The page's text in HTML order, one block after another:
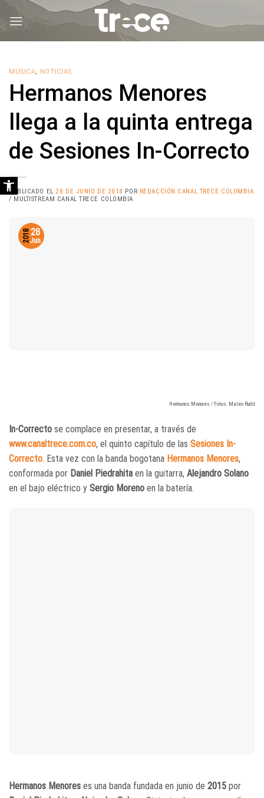
MÚSICA, NOTICIAS
Hermanos Menores
llega a la quinta entrega
de Sesiones In-Correcto
PUBLICADO EL 28 DE JUNIO DE 2018 POR REDACCIÓN CANAL TRECE COLOMBIA
/ MULTISTREAM CANAL TRECE COLOMBIA
28
Jun
2018
Hermanos Menores / Fotos: Mateo Rudd
In-Correcto se complace en presentar, a través de
www.canaltrece.com.co, el quinto capítulo de las Sesiones In-
Correcto. Esta vez con la banda bogotana Hermanos Menores,
conformada por Daniel Piedrahita en la guitarra, Alejandro Solano
en el bajo eléctrico y Sergio Moreno en la batería.
Hermanos Menores es una banda fundada en junio de 2015 por
Abrir barra de herramientas